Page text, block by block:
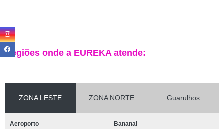
Regiões onde a EUREKA atende:
ZONA LESTE ZONA NORTE Guarulhos
Aeroporto Bananal